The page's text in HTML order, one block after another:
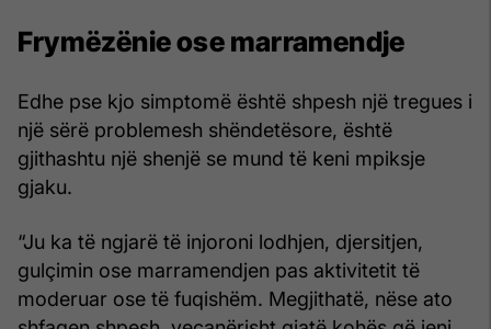
Frymëzënie ose marramendje
Edhe pse kjo simptomë është shpesh një tregues i
një sërë problemesh shëndetësore, është
gjithashtu një shenjë se mund të keni mpiksje
gjaku.
“Ju ka të ngjarë të injoroni lodhjen, djersitjen,
gulçimin ose marramendjen pas aktivitetit të
moderuar ose të fuqishëm. Megjithatë, nëse ato